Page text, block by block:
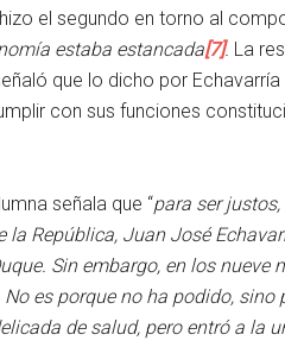
el segundo en torno al
estaba estancada[7]. La
que lo dicho por
con sus funciones
señala que “para ser
República, Juan José
Sin embargo, en los nueve
es porque no ha podido, sino
de salud, pero entró a la